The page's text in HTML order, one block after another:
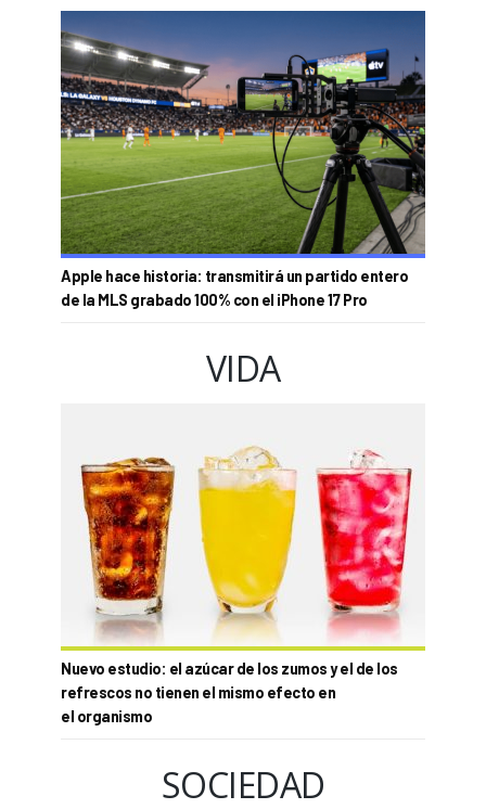
Apple hace historia: transmitirá un partido entero
de la MLS grabado 100% con el iPhone 17 Pro
VIDA
Nuevo estudio: el azúcar de los zumos y el de los
refrescos no tienen el mismo efecto en
el organismo
SOCIEDAD